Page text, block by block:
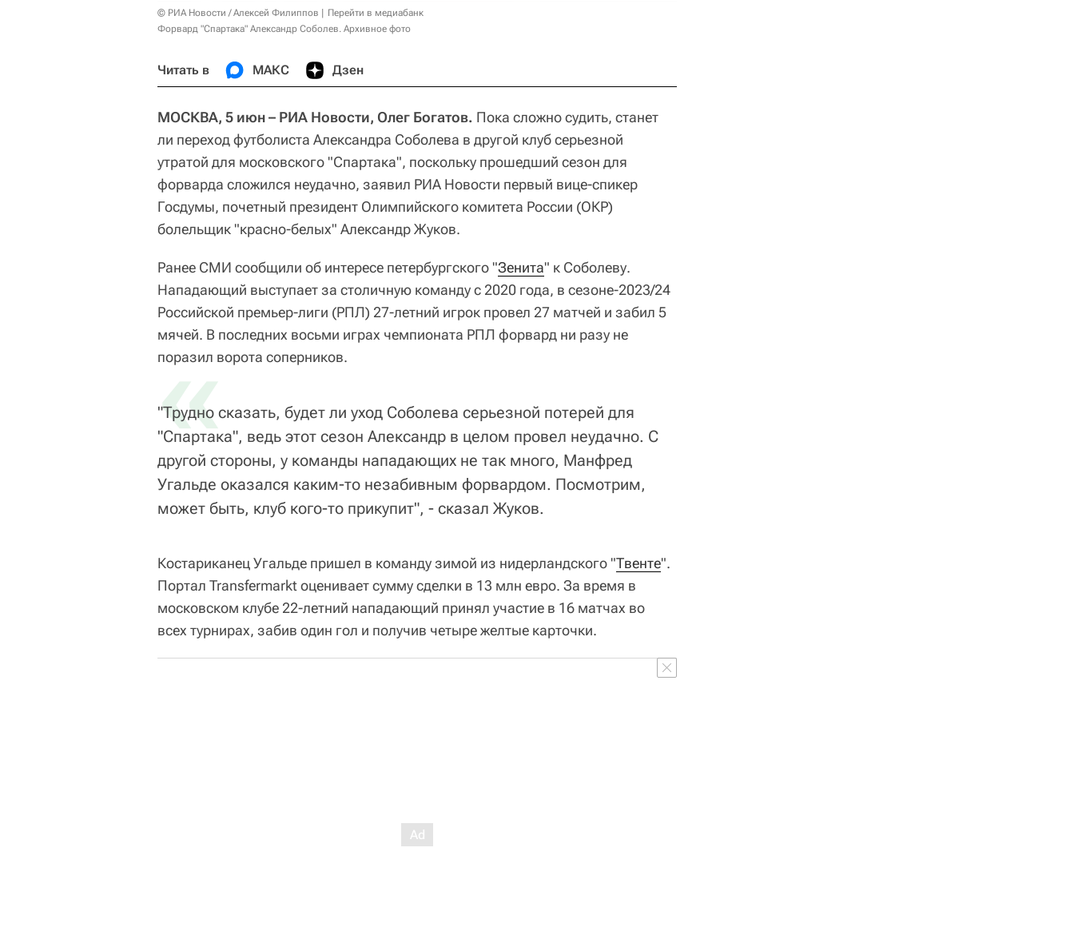
© РИА Новости / Алексей Филиппов
Перейти в медиабанк
Форвард "Спартака" Александр Соболев. Архивное фото
Читать в МАКС Дзен
МОСКВА, 5 июн – РИА Новости, Олег Богатов. Пока сложно судить, станет
ли переход футболиста Александра Соболева в другой клуб серьезной
утратой для московского "Спартака", поскольку прошедший сезон для
форварда сложился неудачно, заявил РИА Новости первый вице-спикер
Госдумы, почетный президент Олимпийского комитета России (ОКР)
болельщик "красно-белых" Александр Жуков.
Ранее СМИ сообщили об интересе петербургского "Зенита" к Соболеву.
Нападающий выступает за столичную команду с 2020 года, в сезоне-2023/24
Российской премьер-лиги (РПЛ) 27-летний игрок провел 27 матчей и забил 5
мячей. В последних восьми играх чемпионата РПЛ форвард ни разу не
поразил ворота соперников.
«
"Трудно сказать, будет ли уход Соболева серьезной потерей для
"Спартака", ведь этот сезон Александр в целом провел неудачно. С
другой стороны, у команды нападающих не так много, Манфред
Угальде оказался каким-то незабивным форвардом. Посмотрим,
может быть, клуб кого-то прикупит", - сказал Жуков.
Костариканец Угальде пришел в команду зимой из нидерландского "Твенте".
Портал Transfermarkt оценивает сумму сделки в 13 млн евро. За время в
московском клубе 22-летний нападающий принял участие в 16 матчах во
всех турнирах, забив один гол и получив четыре желтые карточки.